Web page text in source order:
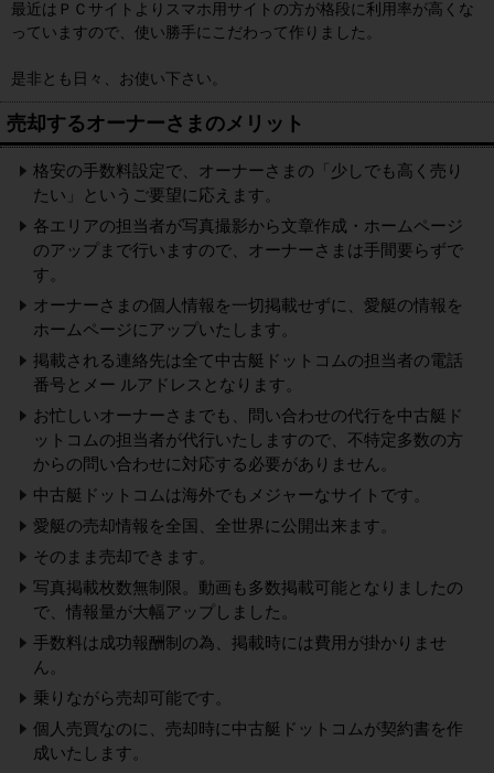
最近はＰＣサイトよりスマホ用サイトの方が格段に利用率が高くな
っていますので、使い勝手にこだわって作りました。
是非とも日々、お使い下さい。
売却するオーナーさまのメリット
格安の手数料設定で、オーナーさまの「少しでも高く売り
たい」というご要望に応えます。
各エリアの担当者が写真撮影から文章作成・ホームページ
のアップまで行いますので、オーナーさまは手間要らずで
す。
オーナーさまの個人情報を一切掲載せずに、愛艇の情報を
ホームページにアップいたします。
掲載される連絡先は全て中古艇ドットコムの担当者の電話
番号とメー ルアドレスとなります。
お忙しいオーナーさまでも、問い合わせの代行を中古艇ド
ットコムの担当者が代行いたしますので、不特定多数の方
からの問い合わせに対応する必要がありません。
中古艇ドットコムは海外でもメジャーなサイトです。
愛艇の売却情報を全国、全世界に公開出来ます。
そのまま売却できます。
写真掲載枚数無制限。動画も多数掲載可能となりましたの
で、情報量が大幅アップしました。
手数料は成功報酬制の為、掲載時には費用が掛かりませ
ん。
乗りながら売却可能です。
個人売買なのに、売却時に中古艇ドットコムが契約書を作
成いたします。